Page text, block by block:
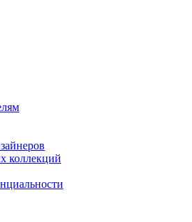
коллекций